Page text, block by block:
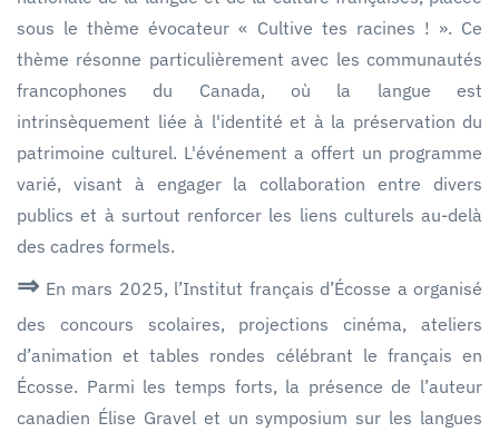
sous le thème évocateur « Cultive tes racines ! ». Ce
thème résonne particulièrement avec les communautés
francophones du Canada, où la langue est
intrinsèquement liée à l'identité et à la préservation du
patrimoine culturel. L'événement a offert un programme
varié, visant à engager la collaboration entre divers
publics et à surtout renforcer les liens culturels au-delà
des cadres formels.
⇒ En mars 2025, l’Institut français d’Écosse a organisé
des concours scolaires, projections cinéma, ateliers
d’animation et tables rondes célébrant le français en
Écosse. Parmi les temps forts, la présence de l’auteur
canadien Élise Gravel et un symposium sur les langues